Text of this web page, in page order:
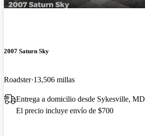
2007 Saturn Sky
Roadster 13,506 millas
Entrega a domicilio desde Sykesville, MD
El precio incluye envío de $700